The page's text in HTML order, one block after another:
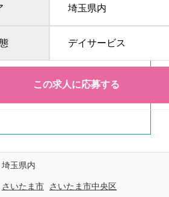
埼玉県内
デイサービス
埼玉県内
さいたま市 さいたま市中央区